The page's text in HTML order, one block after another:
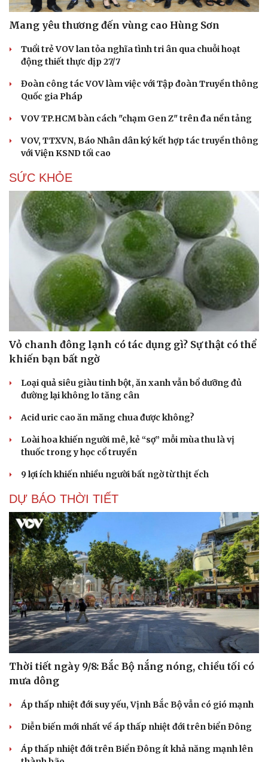
Mang yêu thương đến vùng cao Hùng Sơn
Tuổi trẻ VOV lan tỏa nghĩa tình tri ân qua chuỗi hoạt
động thiết thực dịp 27/7
Đoàn công tác VOV làm việc với Tập đoàn Truyền thông
Quốc gia Pháp
VOV TP.HCM bàn cách "chạm Gen Z" trên đa nền tảng
VOV, TTXVN, Báo Nhân dân ký kết hợp tác truyền thông
với Viện KSND tối cao
SỨC KHỎE
Vỏ chanh đông lạnh có tác dụng gì? Sự thật có thể
khiến bạn bất ngờ
Loại quả siêu giàu tinh bột, ăn xanh vẫn bổ dưỡng đủ
đường lại không lo tăng cân
Acid uric cao ăn măng chua được không?
Loài hoa khiến người mê, kẻ “sợ” mỗi mùa thu là vị
thuốc trong y học cổ truyền
9 lợi ích khiến nhiều người bất ngờ từ thịt ếch
DỰ BÁO THỜI TIẾT
Thời tiết ngày 9/8: Bắc Bộ nắng nóng, chiều tối có
mưa dông
Áp thấp nhiệt đới suy yếu, Vịnh Bắc Bộ vẫn có gió mạnh
Diễn biến mới nhất về áp thấp nhiệt đới trên biển Đông
Áp thấp nhiệt đới trên Biển Đông ít khả năng mạnh lên